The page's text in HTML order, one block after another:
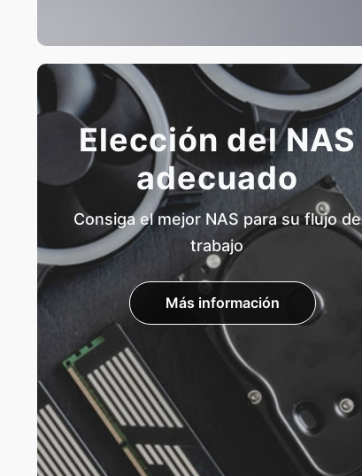
Elección del NAS
adecuado
Consiga el mejor NAS para su flujo de
trabajo
Más información